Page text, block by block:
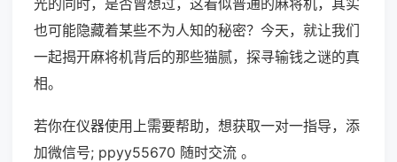
光的同时，是否曾想过，这看似普通的麻将机，其实
也可能隐藏着某些不为人知的秘密？今天，就让我们
一起揭开麻将机背后的那些猫腻，探寻输钱之谜的真
相。
若你在仪器使用上需要帮助，想获取一对一指导，添
加微信号; ppyy55670 随时交流 。